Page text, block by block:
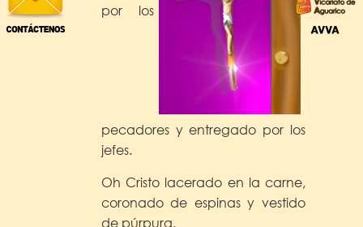
por los
pecadores y entregado por los
jefes.
Oh Cristo lacerado en la carne,
coronado de espinas y vestido
de púrpura.